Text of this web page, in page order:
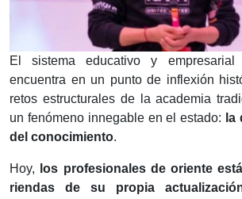
El sistema educativo y
encuentra en un punto de inflexión
retos estructurales de la academia
un fenómeno innegable en el estado: la
del conocimiento.
Hoy,
los profesionales de oriente
riendas de su propia